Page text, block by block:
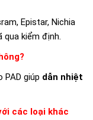
Epistar, Nichia
qua kiểm định.
giúp dẫn nhiệt
các loại khác